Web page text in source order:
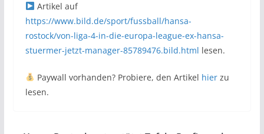
Artikel auf
https://www.bild.de/sport/fussball/hansa-
rostock/von-liga-4-in-die-europa-league-ex-hansa-
stuermer-jetzt-manager-85789476.bild.html lesen.
Paywall vorhanden? Probiere, den Artikel hierzu
lesen.